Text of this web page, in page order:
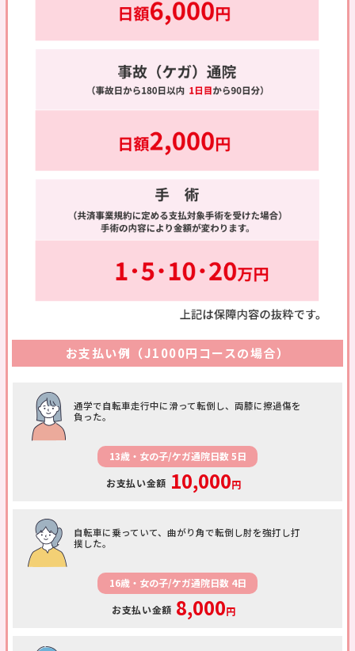
お支払い例（J1000円コースの場合）
通学で自転車走行中に滑って転倒し、両膝に擦過傷を
負った。
13歳・女の子/ケガ通院日数 5日
お支払い金額 10,000円
自転車に乗っていて、曲がり角で転倒し肘を強打し打
撲した。
16歳・女の子/ケガ通院日数 4日
お支払い金額 8,000円